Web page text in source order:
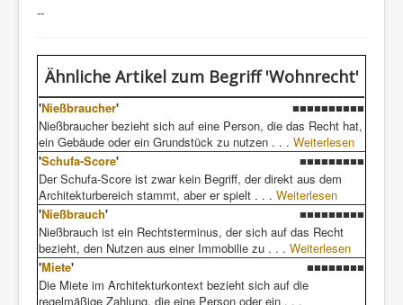
--
Ähnliche Artikelzum Begriff 'Wohnrecht'
'Nießbraucher'
■■■■■■■■■■
Nießbraucher bezieht sich auf eine Person, die das Recht hat,
ein Gebäude oder ein Grundstück zu nutzen . . . Weiterlesen
'Schufa-Score'
■■■■■■■■■
Der Schufa-Score ist zwar kein Begriff, der direkt aus dem
Architekturbereich stammt, aber er spielt . . . Weiterlesen
'Nießbrauch'
■■■■■■■■■
Nießbrauch ist ein Rechtsterminus, der sich auf das Recht
bezieht, den Nutzen aus einer Immobilie zu . . . Weiterlesen
'Miete'
■■■■■■■■
Die Miete im Architekturkontext bezieht sich auf die
regelmäßige Zahlung, die eine Person oder ein . . .